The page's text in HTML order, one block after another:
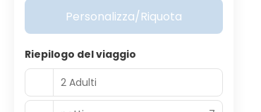
Personalizza/Riquota
Riepilogo del viaggio
2 Adulti